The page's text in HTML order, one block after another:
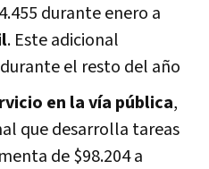
durante enero a
. Este adicional
el resto del año
en la vía pública,
que desarrolla tareas
de $98.204 a